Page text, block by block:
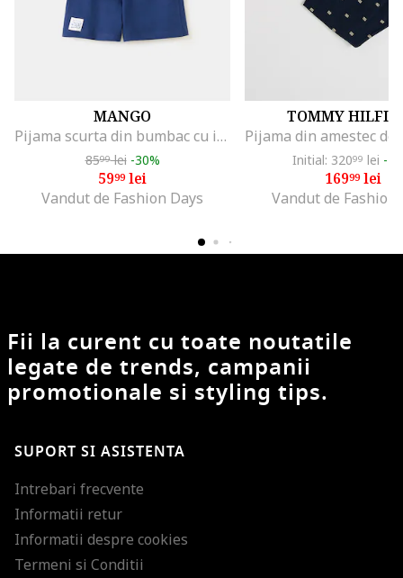
MANGO
Pijama scurta din bumbac cu imprimeu cu Mickey Mouse, Albastru lavanda/Bleumarin
8599lei -30%
5999lei
Vandut de Fashion Days
TOMMY
Initial: 32099 lei -
16999lei
Vandut de Fashion
Fii la curent cu toate noutatile
legate de trends, campanii
promotionale si styling tips.
SUPORT SI ASISTENTA
Intrebari frecvente
Informatii retur
Informatii despre cookies
Termeni si Conditii